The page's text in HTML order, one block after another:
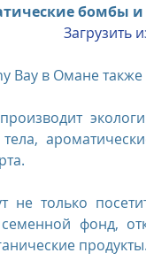
бомбы и
Загрузить
Bay в Омане
не только
семенной фонд,
продукты.